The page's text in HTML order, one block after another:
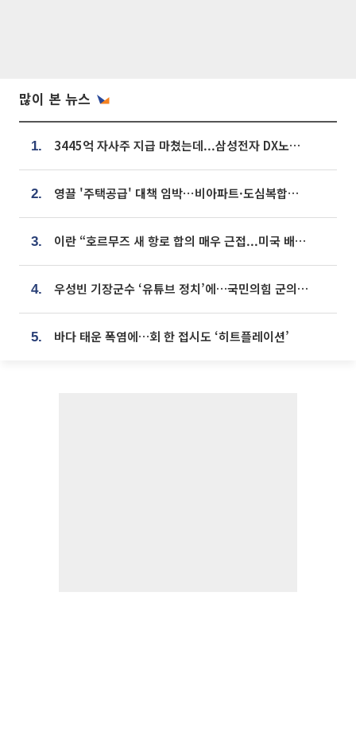
많이 본 뉴스
1. 3445억 자사주 지급 마쳤는데...삼성전자 DX노조, 뒤늦은 '떼쓰기 집회'
2. 영끌 '주택공급' 대책 임박⋯비아파트·도심복합까지 총동원
3. 이란 “호르무즈 새 항로 합의 매우 근접...미국 배상 먼저”
4. 우성빈 기장군수 ‘유튜브 정치’에…국민의힘 군의원들 집단 반발
5. 바다 태운 폭염에…회 한 접시도 ‘히트플레이션’